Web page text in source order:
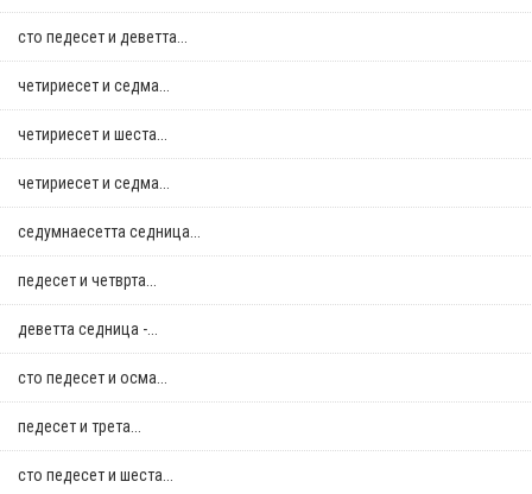
сто педесет и деветта...
четириесет и седма...
четириесет и шеста...
четириесет и седма...
седумнаесетта седница...
педесет и четврта...
деветта седница -...
сто педесет и осма...
педесет и трета...
сто педесет и шеста...